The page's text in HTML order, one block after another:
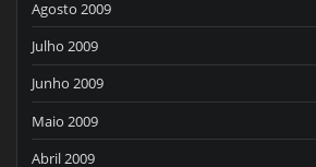
Agosto 2009
Julho 2009
Junho 2009
Maio 2009
Abril 2009